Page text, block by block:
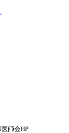
師会HP